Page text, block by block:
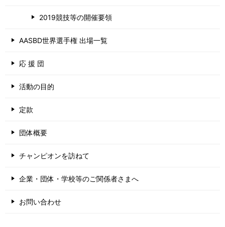
2019競技等の開催要領
AASBD世界選手権 出場一覧
応 援 団
活動の目的
定款
団体概要
チャンピオンを訪ねて
企業・団体・学校等のご関係者さまへ
お問い合わせ